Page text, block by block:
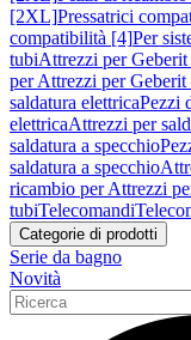
[2XL]Pressatrici
compatibilità [4]Per
tubiAttrezzi per
per Attrezzi per
saldatura elettricaPezzi
elettricaAttrezzi per
saldatura a specchio
saldatura a specchio
ricambio per Attrezzi
tubiTelecomandi
Categorie di prodotti
Serie da bagno
Novità